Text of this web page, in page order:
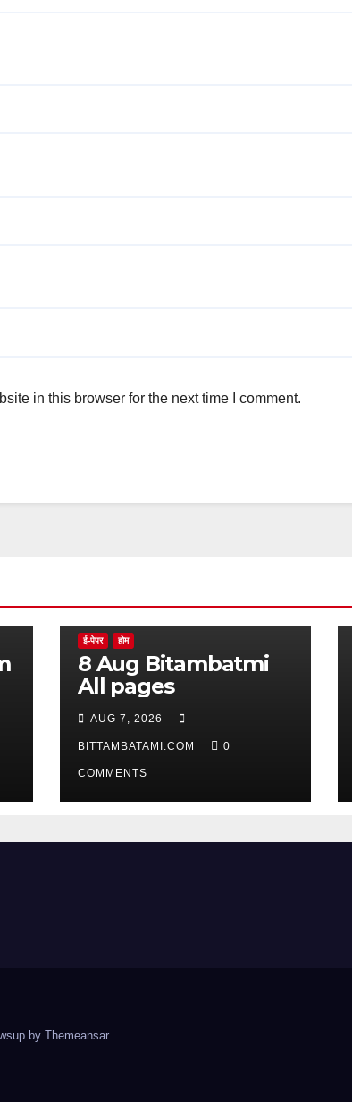
in this browser for the next time I comment.
ई-पेपर होम
8 Aug Bitambatmi
All pages
AUG 7, 2026
BITTAMBATAMI.COM 0
COMMENTS
by Themeansar.